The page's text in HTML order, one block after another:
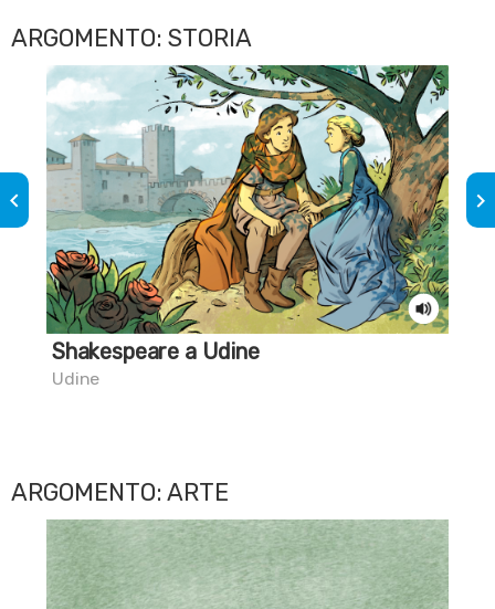
ARGOMENTO: STORIA
Shakespeare a Udine
Udine
keyboard_arrow_left keyboard_arrow_right
ARGOMENTO: ARTE